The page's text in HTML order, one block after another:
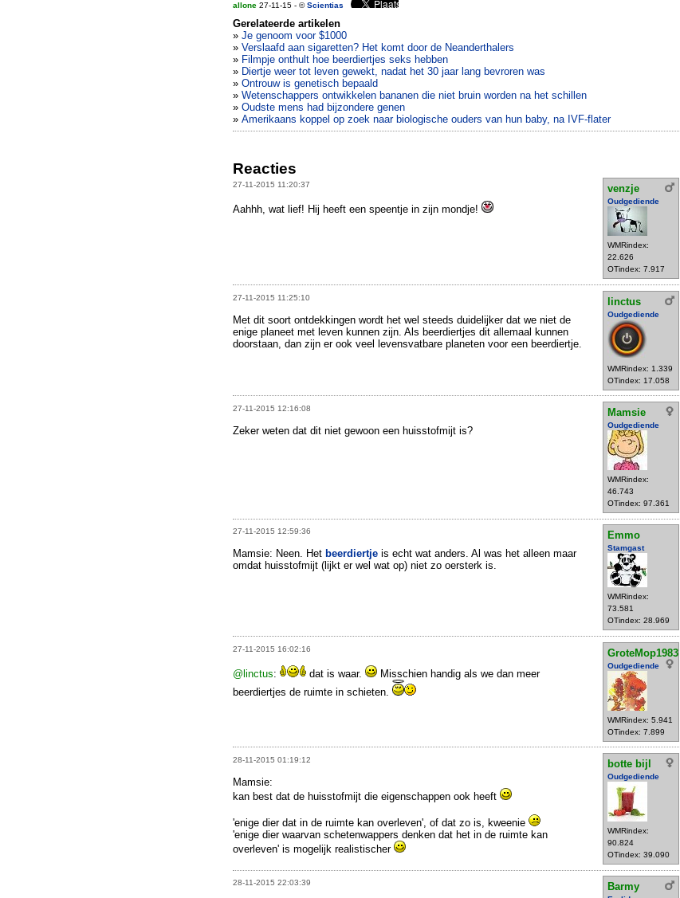
allone 27-11-15 - ©Scientias
Gerelateerde artikelen
» Je genoom voor $1000
» Verslaafd aan sigaretten? Het komt door de Neanderthalers
» Filmpje onthult hoe beerdiertjes seks hebben
» Diertje weer tot leven gewekt, nadat het 30 jaar lang bevroren was
» Ontrouw is genetisch bepaald
» Wetenschappers ontwikkelen bananen die niet bruin worden na het schillen
» Oudste mens had bijzondere genen
» Amerikaans koppel op zoek naar biologische ouders van hun baby, na IVF-flater
Reacties
27-11-2015 11:20:37 venzje
Oudgediende
WMRindex:
22.626
OTindex: 7.917
Aahhh, wat lief! Hij heeft een speentje in zijn mondje!
27-11-2015 11:25:10 linctus
Oudgediende
WMRindex: 1.339
OTindex: 17.058
Met dit soort ontdekkingen wordt het wel steeds duidelijker dat we niet de
enige planeet met leven kunnen zijn. Als beerdiertjes dit allemaal kunnen
doorstaan, dan zijn er ook veel levensvatbare planeten voor een beerdiertje.
27-11-2015 12:16:08 Mamsie
Oudgediende
WMRindex:
46.743
OTindex: 97.361
Zeker weten dat dit niet gewoon een huisstofmijt is?
27-11-2015 12:59:36 Emmo
Stamgast
WMRindex:
73.581
OTindex: 28.969
Mamsie: Neen. Het beerdiertje is echt wat anders. Al was het alleen maar
omdat huisstofmijt (lijkt er wel wat op) niet zo oersterk is.
27-11-2015 16:02:16 GroteMop1983
Oudgediende
WMRindex: 5.941
OTindex: 7.899
@linctus: dat is waar.
Misschien handig als we dan meer
beerdiertjes de ruimte in schieten.
28-11-2015 01:19:12 botte bijl
Oudgediende
WMRindex:
90.824
OTindex: 39.090
Mamsie:
kan best dat de huisstofmijt die eigenschappen ook heeft
'enige dier dat in de ruimte kan overleven', of dat zo is, kweenie
'enige dier waarvan schetenwappers denken dat het in de ruimte kan
overleven' is mogelijk realistischer
28-11-2015 22:03:39 Barmy